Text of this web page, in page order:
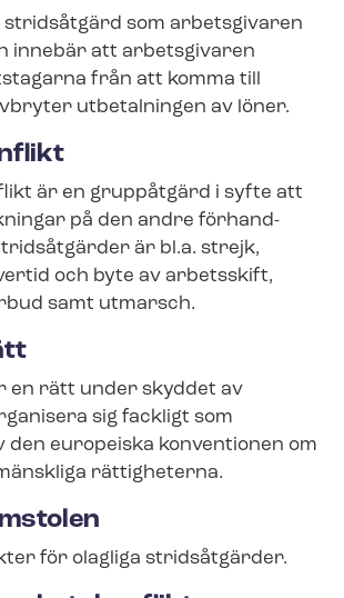
stridsåtgärd som arbetsgivaren
innebär att arbetsgivaren
från att komma till
utbetalningen av löner.
är en gruppåtgärd i syfte att
på den andre för­hand­
är bl.a. strejk,
och byte av arbetsskift,
samt utmarsch.
en rätt under skyddet av
sig fackligt som
den europeiska konventionen om
rättigheterna.
för olagliga stridsåtgärder.